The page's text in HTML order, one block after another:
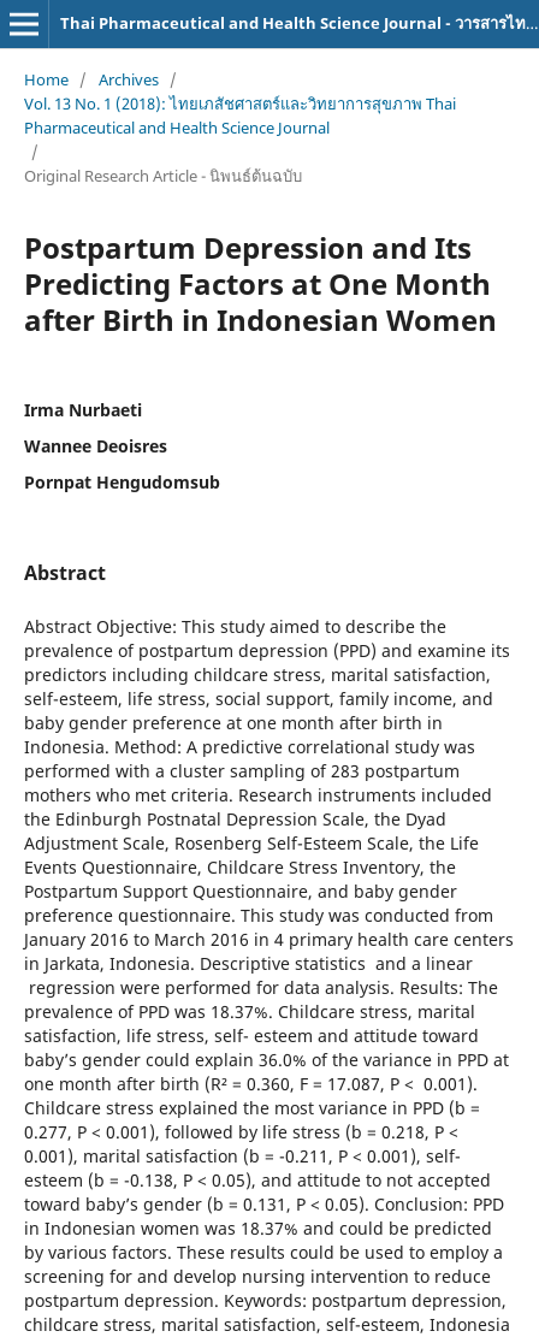
Thai Pharmaceutical and Health Science Journal - วารสารไทยเภสัชศาสตร์และวิทยาการสุขภาพ
Home / Archives /
Vol. 13 No. 1 (2018): ไทยเภสัชศาสตร์และวิทยาการสุขภาพ Thai
Pharmaceutical and Health Science Journal
/
Original Research Article - นิพนธ์ต้นฉบับ
Postpartum Depression and Its
Predicting Factors at One Month
after Birth in Indonesian Women
Irma Nurbaeti
Wannee Deoisres
Pornpat Hengudomsub
Abstract
Abstract Objective: This study aimed to describe the
prevalence of postpartum depression (PPD) and examine its
predictors including childcare stress, marital satisfaction,
self-esteem, life stress, social support, family income, and
baby gender preference at one month after birth in
Indonesia. Method: A predictive correlational study was
performed with a cluster sampling of 283 postpartum
mothers who met criteria. Research instruments included
the Edinburgh Postnatal Depression Scale, the Dyad
Adjustment Scale, Rosenberg Self-Esteem Scale, the Life
Events Questionnaire, Childcare Stress Inventory, the
Postpartum Support Questionnaire, and baby gender
preference questionnaire. This study was conducted from
January 2016 to March 2016 in 4 primary health care centers
in Jarkata, Indonesia. Descriptive statistics and a linear
regression were performed for data analysis. Results: The
prevalence of PPD was 18.37%. Childcare stress, marital
satisfaction, life stress, self- esteem and attitude toward
baby’s gender could explain 36.0% of the variance in PPD at
one month after birth (R² = 0.360, F = 17.087, P < 0.001).
Childcare stress explained the most variance in PPD (b =
0.277, P < 0.001), followed by life stress (b = 0.218, P <
0.001), marital satisfaction (b = -0.211, P < 0.001), self-
esteem (b = -0.138, P < 0.05), and attitude to not accepted
toward baby’s gender (b = 0.131, P < 0.05). Conclusion: PPD
in Indonesian women was 18.37% and could be predicted
by various factors. These results could be used to employ a
screening for and develop nursing intervention to reduce
postpartum depression. Keywords: postpartum depression,
childcare stress, marital satisfaction, self-esteem, Indonesia